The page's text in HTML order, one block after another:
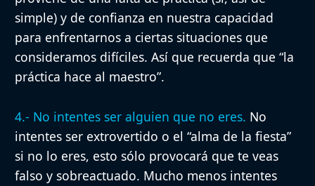
simple) y de confianza en nuestra capacidad
para enfrentarnos a ciertas situaciones que
consideramos difíciles. Así que recuerda que “la
práctica hace al maestro”.
4.- No intentes ser alguien que no eres. No
intentes ser extrovertido o el “alma de la fiesta”
si no lo eres, esto sólo provocará que te veas
falso y sobreactuado. Mucho menos intentes